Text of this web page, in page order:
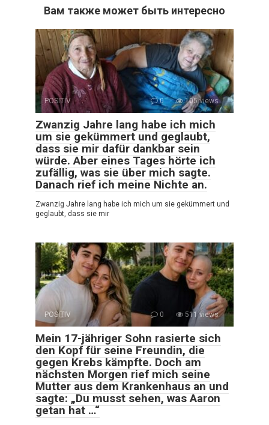
Вам также может быть интересно
POSITIV 0 105 views
Zwanzig Jahre lang habe ich mich
um sie gekümmert und geglaubt,
dass sie mir dafür dankbar sein
würde. Aber eines Tages hörte ich
zufällig, was sie über mich sagte.
Danach rief ich meine Nichte an.
Zwanzig Jahre lang habe ich mich um sie gekümmert und
geglaubt, dass sie mir
POSITIV 0 511 views
Mein 17-jähriger Sohn rasierte sich
den Kopf für seine Freundin, die
gegen Krebs kämpfte. Doch am
nächsten Morgen rief mich seine
Mutter aus dem Krankenhaus an und
sagte: „Du musst sehen, was Aaron
getan hat …“